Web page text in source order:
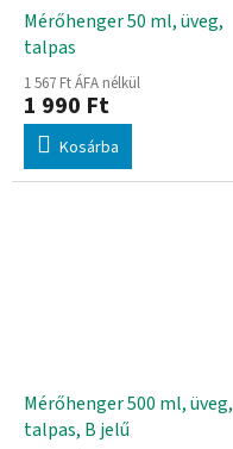
Mérőhenger 50 ml, üveg,
talpas
1 567 Ft ÁFA nélkül
1 990 Ft
Kosárba
Mérőhenger 500 ml, üveg,
talpas, B jelű